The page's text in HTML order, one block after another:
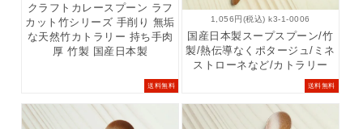
クラフトカレースプーン ラフ
カット竹シリーズ 手削り 無垢
な天然竹カトラリー 持ち手肉
厚 竹製 国産日本製
送料無料
1,056円(税込) k3-1-0006
国産日本製スープスプーン/竹
製/熱伝導なくポタージュ/ミネ
ストローネなど/カトラリー
送料無料